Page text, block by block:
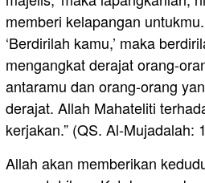
memberi kelapangan
‘Berdirilah kamu,’ maka
mengangkat derajat orang-
antaramu dan orang-orang
derajat. Allah Mahateliti
kerjakan.” (QS. Al-Mujadalah:
Allah akan memberikan